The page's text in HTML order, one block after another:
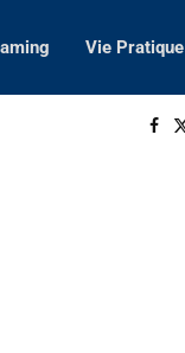
Vie Pratique